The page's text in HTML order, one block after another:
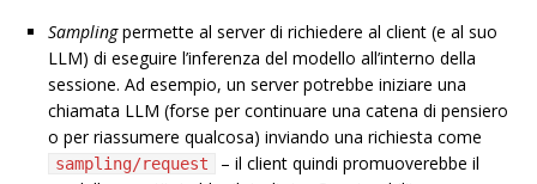
Samplingpermette al server di richiedere al client (e al suo
LLM) di eseguire l’inferenza del modello all’interno della
sessione. Ad esempio, un server potrebbe iniziare una
chiamata LLM (forse per continuare una catena di pensiero
o per riassumere qualcosa) inviando una richiesta come
sampling/request
– il client quindi promuoverebbe il